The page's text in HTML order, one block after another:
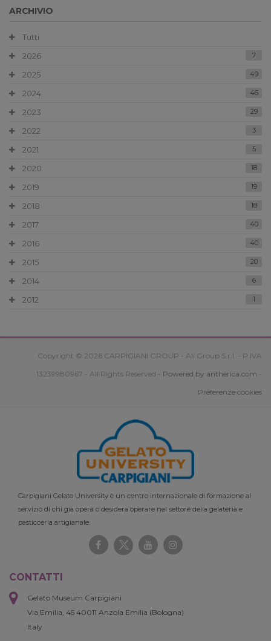
ARCHIVIO
Tutti
2026
7
2025 49
2024 46
2023 29
2022 3
2021 5
2020 18
2019 19
2018 18
2017 40
2016 40
2015 20
2014 6
2012 1
Copyright © 2026 CARPIGIANI GROUP - Ali Group S.r.l. - P.IVA
13239980967 - All Rights Reserved - Powered by antherica.com -
Preferenze cookies
Carpigiani Gelato University è un centro internazionale di formazione al
servizio di chi già opera o desidera operare nel settore della gelateria e
pasticceria artigianale.
CONTATTI
Gelato Museum Carpigiani
Via Emilia, 45 40011 Anzola Emilia (Bologna)
Italy